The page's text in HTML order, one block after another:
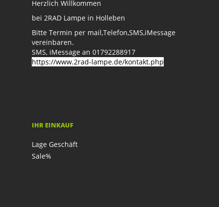
Herzlich Willkommen
bei 2RAD Lampe in Holleben
Bitte Termin per mail,Telefon,SMS,iMessage
vereinbaren.
SMS, iMessage an 01792288917
https://www.2rad-lampe.de/kontakt.php
IHR EINKAUF
Lage Geschäft
Sale%